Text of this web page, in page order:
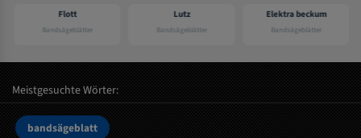
Flott
Bandsägeblätter
Lutz
Bandsägeblätter
Elektra beckum
Bandsägeblätter
Meistgesuchte Wörter:
bandsägeblatt